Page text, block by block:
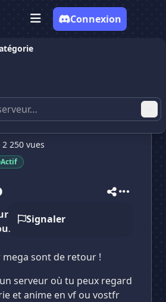
Connexion
films et séries
2 250 vues
Actif
Signaler
de streaming gratuit
!
mega sont de retour !
serveur où tu peux regard
et anime en vf ou vostfr